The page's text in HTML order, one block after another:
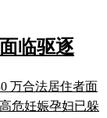
临驱逐
万合法居住者面
危妊娠孕妇已躲